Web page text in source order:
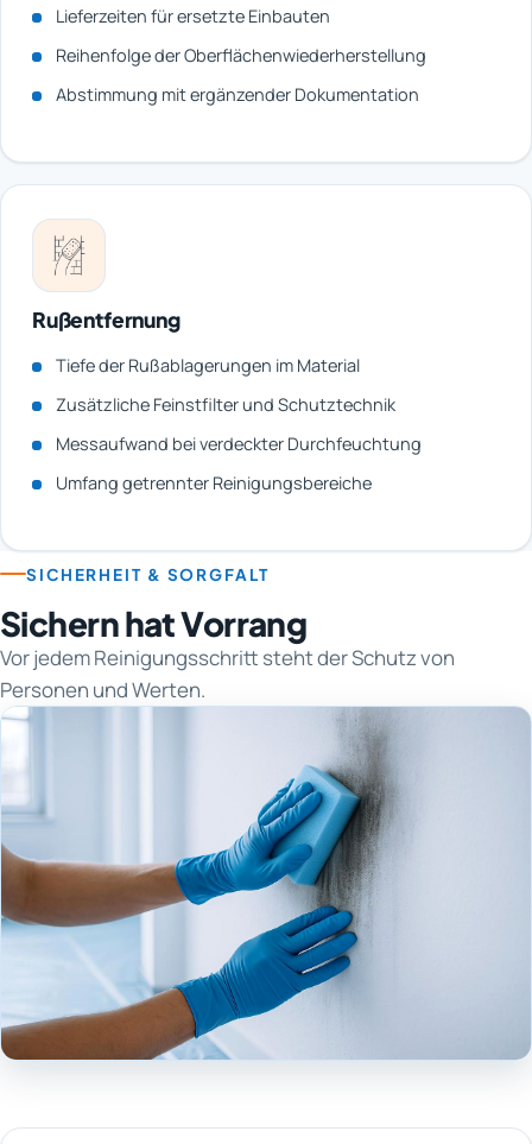
Lieferzeiten für ersetzte Einbauten
Reihenfolge der Oberflächenwiederherstellung
Abstimmung mit ergänzender Dokumentation
Rußentfernung
Tiefe der Rußablagerungen im Material
Zusätzliche Feinstfilter und Schutztechnik
Messaufwand bei verdeckter Durchfeuchtung
Umfang getrennter Reinigungsbereiche
SICHERHEIT & SORGFALT
Sichern hat Vorrang
Vor jedem Reinigungsschritt steht der Schutz von
Personen und Werten.